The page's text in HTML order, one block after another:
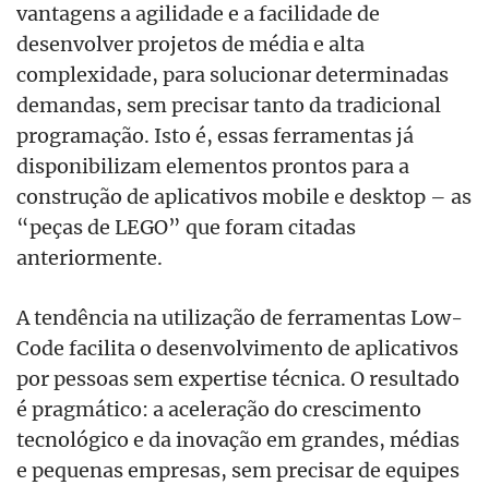
vantagens a agilidade e a facilidade de
desenvolver projetos de média e alta
complexidade, para solucionar determinadas
demandas, sem precisar tanto da tradicional
programação. Isto é, essas ferramentas já
disponibilizam elementos prontos para a
construção de aplicativos mobile e desktop – as
“peças de LEGO” que foram citadas
anteriormente.
A tendência na utilização de ferramentas Low-
Code facilita o desenvolvimento de aplicativos
por pessoas sem expertise técnica. O resultado
é pragmático: a aceleração do crescimento
tecnológico e da inovação em grandes, médias
e pequenas empresas, sem precisar de equipes